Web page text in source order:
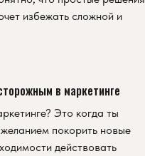
избежать сложной и
в маркетинге
Это когда ты
покорить новые
действовать